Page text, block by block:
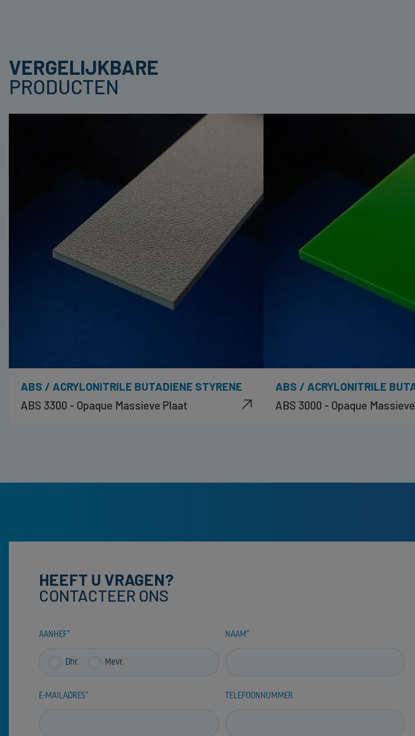
VERGELIJKBARE
PRODUCTEN
ABS / ACRYLONITRILE BUTADIENE STYRENE
ABS 3300 - Opaque Massieve Plaat
ABS / ACRYLONITRILE
ABS 3000 - Opaque
HEEFT U VRAGEN?
CONTACTEER ONS
AANHEF
Dhr. Mevr.
NAAM
E-MAILADRES TELEFOONNUMMER